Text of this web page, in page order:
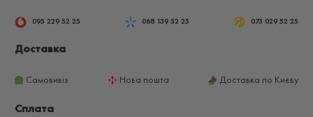
095 229 52 25 068 139 52 25 073 029 52 25
Доставка
Самовивіз Нова пошта Доставка по Києву
Сплата